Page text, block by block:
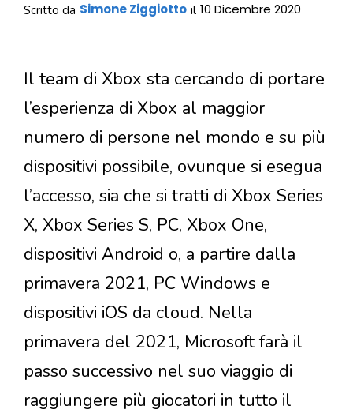
Scritto da Simone Ziggiotto il 10 Dicembre 2020
Il team di Xbox sta cercando di portare
l’esperienza di Xbox al maggior
numero di persone nel mondo e su più
dispositivi possibile, ovunque si esegua
l’accesso, sia che si tratti di Xbox Series
X, Xbox Series S, PC, Xbox One,
dispositivi Android o, a partire dalla
primavera 2021, PC Windows e
dispositivi iOS da cloud. Nella
primavera del 2021, Microsoft farà il
passo successivo nel suo viaggio di
raggiungere più giocatori in tutto il